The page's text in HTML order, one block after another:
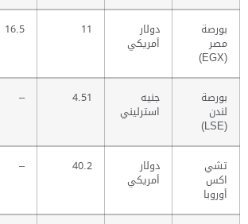
بورصة
مصر
(EGX)
دولار
أمريكي
11
16.5
بورصة
لندن
(LSE)
جنيه
استرليني
4.51
–
تشي
اكس
أوروبا
دولار
أمريكي
40.2
–